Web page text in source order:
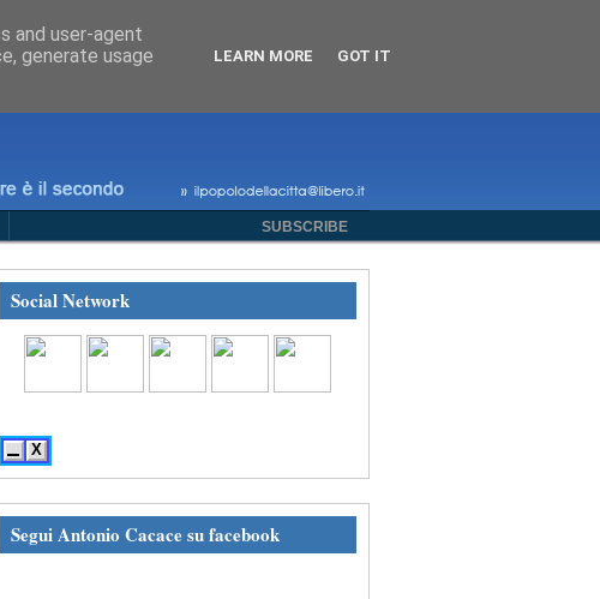
SUBSCRIBE
Social Network
X
Segui Antonio Cacace su facebook
and user-agent
generate usage
LEARN MORE GOT IT